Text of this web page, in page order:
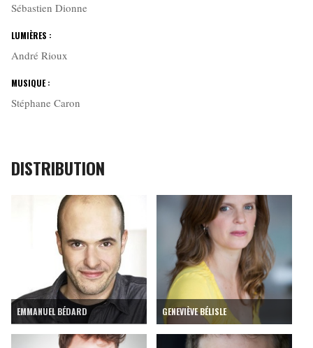
Sébastien Dionne
LUMIÈRES :
André Rioux
MUSIQUE :
Stéphane Caron
DISTRIBUTION
EMMANUEL BÉDARD GENEVIÈVE BÉLISLE